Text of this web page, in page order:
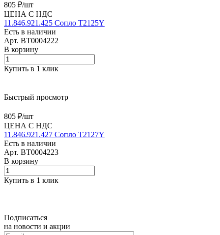
805 ₽/шт
ЦЕНА С НДС
11.846.921.425 Сопло T2125Y
Есть в наличии
Арт. BT0004222
В корзину
Купить в 1 клик
Быстрый просмотр
805 ₽/шт
ЦЕНА С НДС
11.846.921.427 Сопло T2127Y
Есть в наличии
Арт. BT0004223
В корзину
Купить в 1 клик
Подписаться
на новости и акции